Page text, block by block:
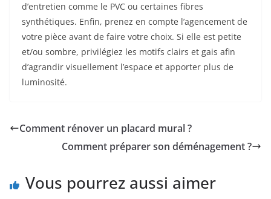
d’entretien comme le PVC ou certaines fibres
synthétiques. Enfin, prenez en compte l’agencement de
votre pièce avant de faire votre choix. Si elle est petite
et/ou sombre, privilégiez les motifs clairs et gais afin
d’agrandir visuellement l’espace et apporter plus de
luminosité.
Comment rénover un placard mural ?
Comment préparer son déménagement ?
Vous pourrez aussi aimer